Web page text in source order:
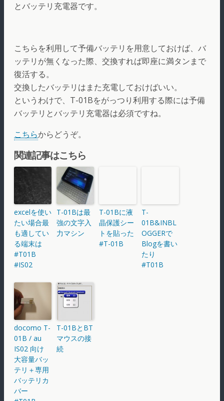
とバッテリ充電器です。
こちらを利用して予備バッテリを用意しておけば、バ
ッテリが無くなった際、交換すれば即座に満タンまで
復活する。
交換したバッテリはまた充電しておけばいい。
というわけで、T-01Bをがっつり利用する際には予備
バッテリとバッテリ充電器は必須ですね。
こちらからどうぞ。
関連記事はこちら
excelを使い
たい場合最
も適してい
る端末は
#T01B
#IS02
T-01Bは最
強の文字入
力マシン
T-01Bに液
晶保護シー
トを貼った
#T-01B
T-
01B&INBL
OGGERで
Blogを書い
たり
#T01B
docomo T-
01B / au
IS02 向け
大容量バッ
テリ＋専用
バッテリカ
バー
T-01BとBT
マウスの接
続